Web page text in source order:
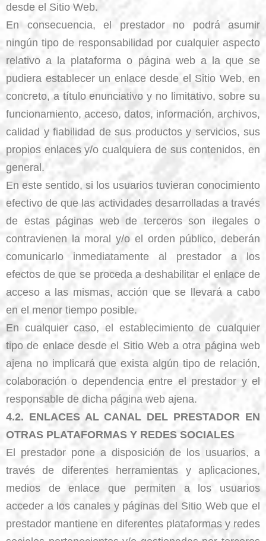
desde el Sitio Web.
En consecuencia, el prestador no podrá asumir
ningún tipo de responsabilidad por cualquier aspecto
relativo a la plataforma o página web a la que se
pudiera establecer un enlace desde el Sitio Web, en
concreto, a título enunciativo y no limitativo, sobre su
funcionamiento, acceso, datos, información, archivos,
calidad y fiabilidad de sus productos y servicios, sus
propios enlaces y/o cualquiera de sus contenidos, en
general.
En este sentido, si los usuarios tuvieran conocimiento
efectivo de que las actividades desarrolladas a través
de estas páginas web de terceros son ilegales o
contravienen la moral y/o el orden público, deberán
comunicarlo inmediatamente al prestador a los
efectos de que se proceda a deshabilitar el enlace de
acceso a las mismas, acción que se llevará a cabo
en el menor tiempo posible.
En cualquier caso, el establecimiento de cualquier
tipo de enlace desde el Sitio Web a otra página web
ajena no implicará que exista algún tipo de relación,
colaboración o dependencia entre el prestador y el
responsable de dicha página web ajena.
4.2. ENLACES AL CANAL DEL PRESTADOR EN
OTRAS PLATAFORMAS Y REDES SOCIALES
El prestador pone a disposición de los usuarios, a
través de diferentes herramientas y aplicaciones,
medios de enlace que permiten a los usuarios
acceder a los canales y páginas del Sitio Web que el
prestador mantiene en diferentes plataformas y redes